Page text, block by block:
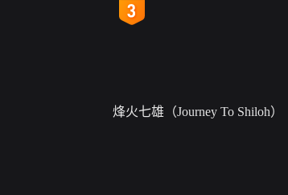
烽火七雄（Journey To Shiloh）